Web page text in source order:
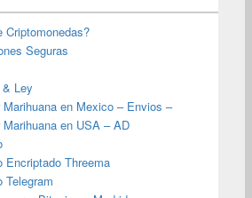
Criptomonedas?
Seguras
Ley
Marihuana en Mexico – Envios –
Marihuana en USA – AD
Encriptado Threema
Telegram